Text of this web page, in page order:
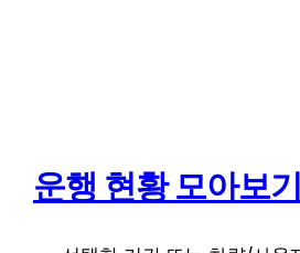
운행 현황 모아보기